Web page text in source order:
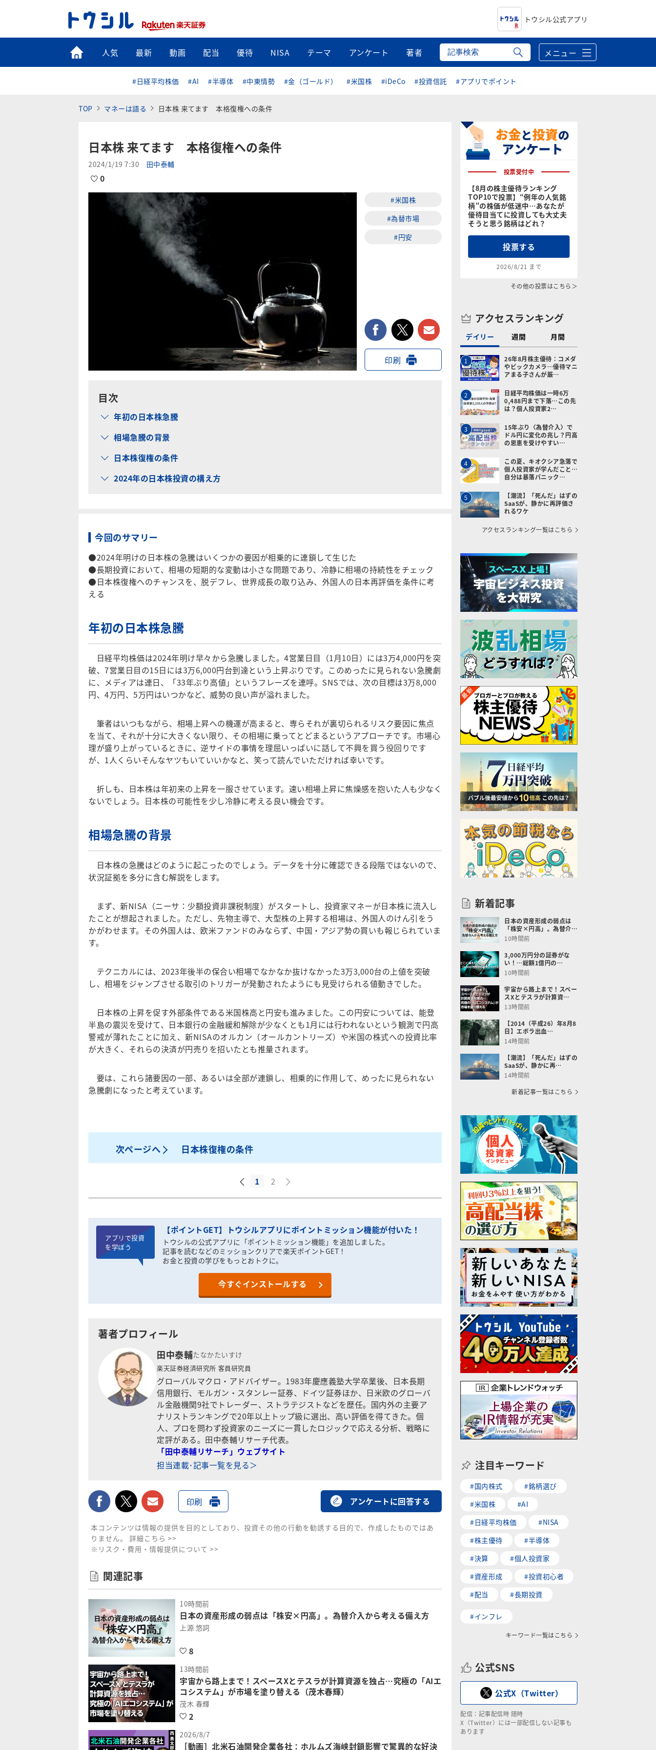
トウシル公式アプリ
トップ
人気 最新 動画 配当 優待 NISA テーマ アンケート 著者 メニュー
#日経平均株価 #AI #半導体 #中東情勢 #金（ゴールド） #米国株 #iDeCo #投資信託 #アプリでポイント
TOP マネーは語る 日本株 来てます 本格復権への条件
日本株 来てます 本格復権への条件
2024/1/19 7:30 田中泰輔
0
#米国株
#為替市場
#円安
facebooktwitter メールで送る
印刷
目次
年初の日本株急騰
相場急騰の背景
日本株復権の条件
2024年の日本株投資の構え方
今回のサマリー
●2024年明けの日本株の急騰はいくつかの要因が相乗的に連鎖して生じた
●長期投資において、相場の短期的な変動は小さな問題であり、冷静に相場の持続性をチェック
●日本株復権へのチャンスを、脱デフレ、世界成長の取り込み、外国人の日本再評価を条件に考
える
年初の日本株急騰
日経平均株価は2024年明け早々から急騰しました。4営業日目（1月10日）には3万4,000円を突
破、7営業日目の15日には3万6,000円台到達という上昇ぶりです。このめったに見られない急騰劇
に、メディアは連日、「33年ぶり高値」というフレーズを連呼。SNSでは、次の目標は3万8,000
円、4万円、5万円はいつかなど、威勢の良い声が溢れました。
筆者はいつもながら、相場上昇への機運が高まると、専らそれが裏切られるリスク要因に焦点
を当て、それが十分に大きくない限り、その相場に乗ってとどまるというアプローチです。市場心
理が盛り上がっているときに、逆サイドの事情を理屈いっぱいに話して不興を買う役回りです
が、1人くらいそんなヤツもいていいかなと、笑って読んでいただければ幸いです。
折しも、日本株は年初来の上昇を一服させています。速い相場上昇に焦燥感を抱いた人も少なく
ないでしょう。日本株の可能性を少し冷静に考える良い機会です。
相場急騰の背景
日本株の急騰はどのように起こったのでしょう。データを十分に確認できる段階ではないので、
状況証拠を多分に含む解説をします。
まず、新NISA（ニーサ：少額投資非課税制度）がスタートし、投資家マネーが日本株に流入し
たことが想起されました。ただし、先物主導で、大型株の上昇する相場は、外国人のけん引をう
かがわせます。その外国人は、欧米ファンドのみならず、中国・アジア勢の買いも報じられていま
す。
テクニカルには、2023年後半の保合い相場でなかなか抜けなかった3万3,000台の上値を突破
し、相場をジャンプさせる取引のトリガーが発動されたようにも見受けられる値動きでした。
日本株の上昇を促す外部条件である米国株高と円安も進みました。この円安については、能登
半島の震災を受けて、日本銀行の金融緩和解除が少なくとも1月には行われないという観測で円高
警戒が薄れたことに加え、新NISAのオルカン（オールカントリーズ）や米国の株式への投資比率
が大きく、それらの決済が円売りを招いたとも推量されます。
要は、これら諸要因の一部、あるいは全部が連鎖し、相乗的に作用して、めったに見られない
急騰劇になったと考えています。
次ページへ 日本株復権の条件
1 2
アプリで投資
を学ぼう
【ポイントGET】トウシルアプリにポイントミッション機能が付いた！
トウシルの公式アプリに「ポイントミッション機能」を追加しました。
記事を読むなどのミッションクリアで楽天ポイントGET！
お金と投資の学びをもっとおトクに。
今すぐインストールする
著者プロフィール
田中泰輔たなかたいすけ
楽天証券経済研究所 客員研究員
グローバルマクロ・アドバイザー。1983年慶應義塾大学卒業後、日本長期
信用銀行、モルガン・スタンレー証券、ドイツ証券ほか、日米欧のグローバ
ル金融機関9社でトレーダー、ストラテジストなどを歴任。国内外の主要ア
ナリストランキングで20年以上トップ級に選出、高い評価を得てきた。個
人、プロを問わず投資家のニーズに一貫したロジックで応える分析、戦略に
定評がある。田中泰輔リサーチ代表。
「田中泰輔リサーチ」ウェブサイト
担当連載･記事一覧を見る＞
facebooktwitter メールで送る
印刷 アンケートに回答する
本コンテンツは情報の提供を目的としており、投資その他の行動を勧誘する目的で、作成したものではあ
りません。 詳細こちら >>
※リスク・費用・情報提供について >>
関連記事
10時間前
日本の資産形成の弱点は「株安×円高」。為替介入から考える備え方
上源 悠詞
8
13時間前
宇宙から路上まで！スペースXとテスラが計算資源を独占…究極の「AIエ
コシステム」が市場を塗り替える（茂木春輝）
茂木 春輝
2
2026/8/7
［動画］北米石油開発企業各社：ホルムズ海峡封鎖影響で驚異的な好決
投票受付中
【8月の株主優待ランキング
TOP10で投票】“例年の人気銘
柄”の株価が低迷中…あなたが
優待目当てに投資しても大丈夫
そうと思う銘柄はどれ？
投票する
2026/8/21 まで
その他の投票はこちら＞
アクセスランキング
デイリー 週間 月間
1
26年8月株主優待：コメダ
やビックカメラ…優待マニ
アまる子さんが厳…
2
日経平均株価は一時6万
0,488円まで下落…この先
は？個人投資家2…
3
15年ぶり〈為替介入〉で
ドル円に変化の兆し？円高
の恩恵を受けやすい…
4
この夏、キオクシア急落で
個人投資家が学んだこと…
自分は暴落パニック…
5
【潮流】「死んだ」はずの
SaaSが、静かに再評価さ
れるワケ
アクセスランキング一覧はこちら
新着記事
日本の資産形成の弱点は
「株安×円高」。為替介…
10時間前
3,000万円分の証券がな
い！…総額1億円の…
10時間前
宇宙から路上まで！スペー
スXとテスラが計算資…
13時間前
【2014（平成26）年8月8
日】エボラ出血…
14時間前
【潮流】「死んだ」はずの
SaaSが、静かに再…
14時間前
新着記事一覧はこちら
注目キーワード
#国内株式
#銘柄選び
#米国株
#AI
#日経平均株価
#NISA
#株主優待
#半導体
#決算
#個人投資家
#資産形成
#投資初心者
#配当
#長期投資
#インフレ
キーワード一覧はこちら
公式SNS
公式X（Twitter）
配信：記事配信時 随時
X（Twitter）には一部配信しない記事も
あります